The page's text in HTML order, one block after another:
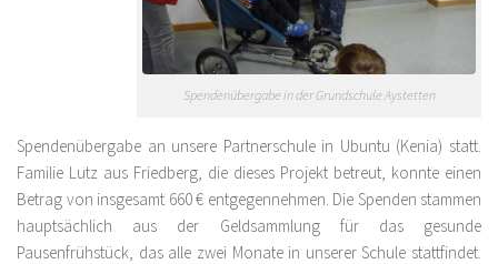
Spendenübergabe in der Grundschule Aystetten
Spendenübergabe an unsere Partnerschule in Ubuntu (Kenia) statt.
Familie Lutz aus Friedberg, die dieses Projekt betreut, konnte einen
Betrag von insgesamt 660 € entgegennehmen. Die Spenden stammen
hauptsächlich aus der Geldsammlung für das gesunde
Pausenfrühstück, das alle zwei Monate in unserer Schule stattfindet.